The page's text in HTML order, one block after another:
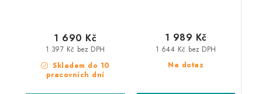
Skladem do 10
pracovních dní
1 397 Kč bez DPH
1 690 Kč
Na dotaz
1 644 Kč bez DPH
1 989 Kč